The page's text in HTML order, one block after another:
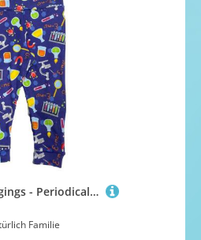
Bumblito Leggings - Periodically L (92 - 104)
Familie